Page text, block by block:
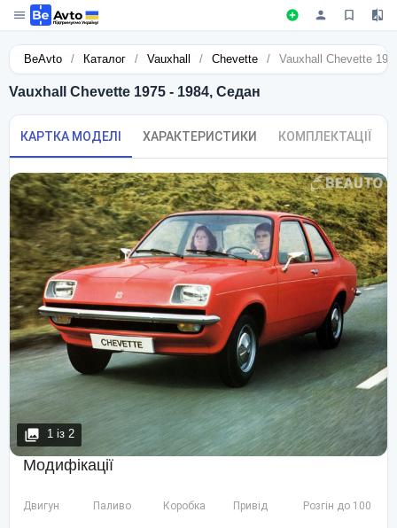
BeAvto / Каталог / Vauxhall / Chevette / Vauxhall Chevette
Vauxhall Chevette 1975 - 1984, Седан
КАРТКА МОДЕЛІ ХАРАКТЕРИСТИКИ КОМПЛЕКТАЦІЇ
1 із 2
Модифікації
Двигун Паливо Коробка Привід Розгін до 100 км/